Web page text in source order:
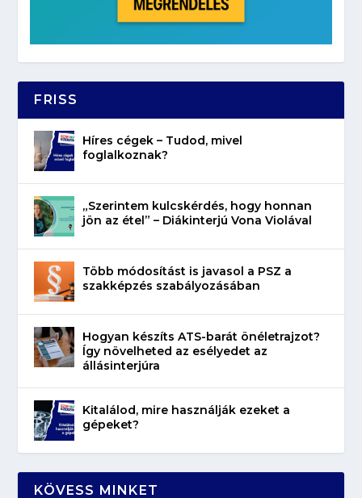
FRISS
Híres cégek – Tudod, mivel
foglalkoznak?
„Szerintem kulcskérdés, hogy honnan
jön az étel” – Diákinterjú Vona Violával
Több módosítást is javasol a PSZ a
szakképzés szabályozásában
Hogyan készíts ATS-barát önéletrajzot?
Így növelheted az esélyedet az
állásinterjúra
Kitalálod, mire használják ezeket a
gépeket?
KÖVESS MINKET